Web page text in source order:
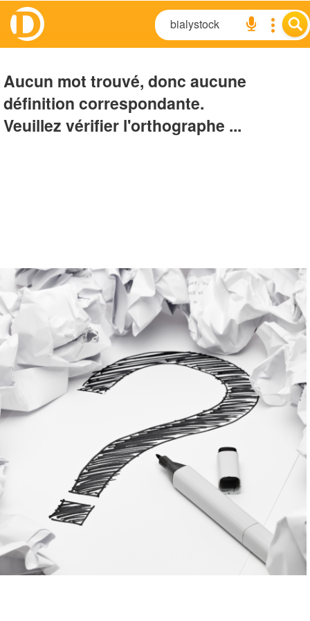
Aucun mot trouvé, donc aucune
définition correspondante.
Veuillez vérifier l'orthographe ...